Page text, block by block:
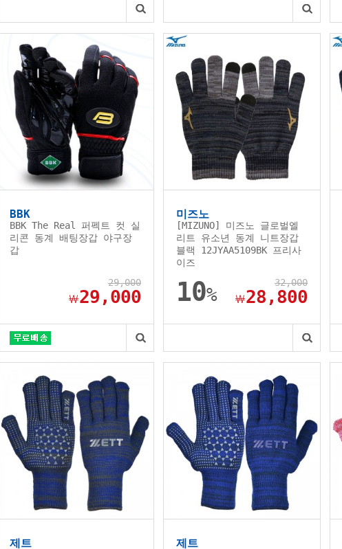
BBK
BBK The Real 퍼펙트 컷 실
리콘 동계 배팅장갑 야구장
갑
29,000
￦29,000
미즈노
[MIZUNO] 미즈노 글로벌엘
리트 유소년 동계 니트장갑
블랙 12JYAA5109BK 프리사
이즈
10%
32,000
￦28,800
제트 제트